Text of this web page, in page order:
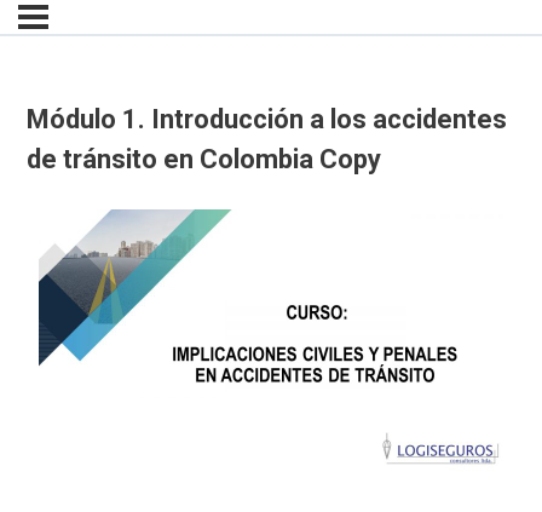
Módulo 1. Introducción a los accidentes
de tránsito en Colombia Copy